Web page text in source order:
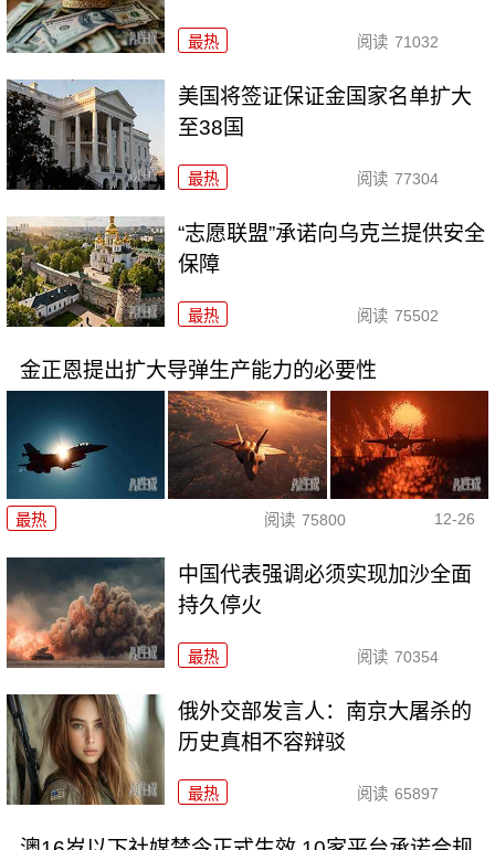
最热 阅读 71032
美国将签证保证金国家名单扩大
至38国
最热 阅读 77304
“志愿联盟”承诺向乌克兰提供安全
保障
最热 阅读 75502
金正恩提出扩大导弹生产能力的必要性
最热 阅读 75800 12-26
中国代表强调必须实现加沙全面
持久停火
最热 阅读 70354
俄外交部发言人：南京大屠杀的
历史真相不容辩驳
最热 阅读 65897